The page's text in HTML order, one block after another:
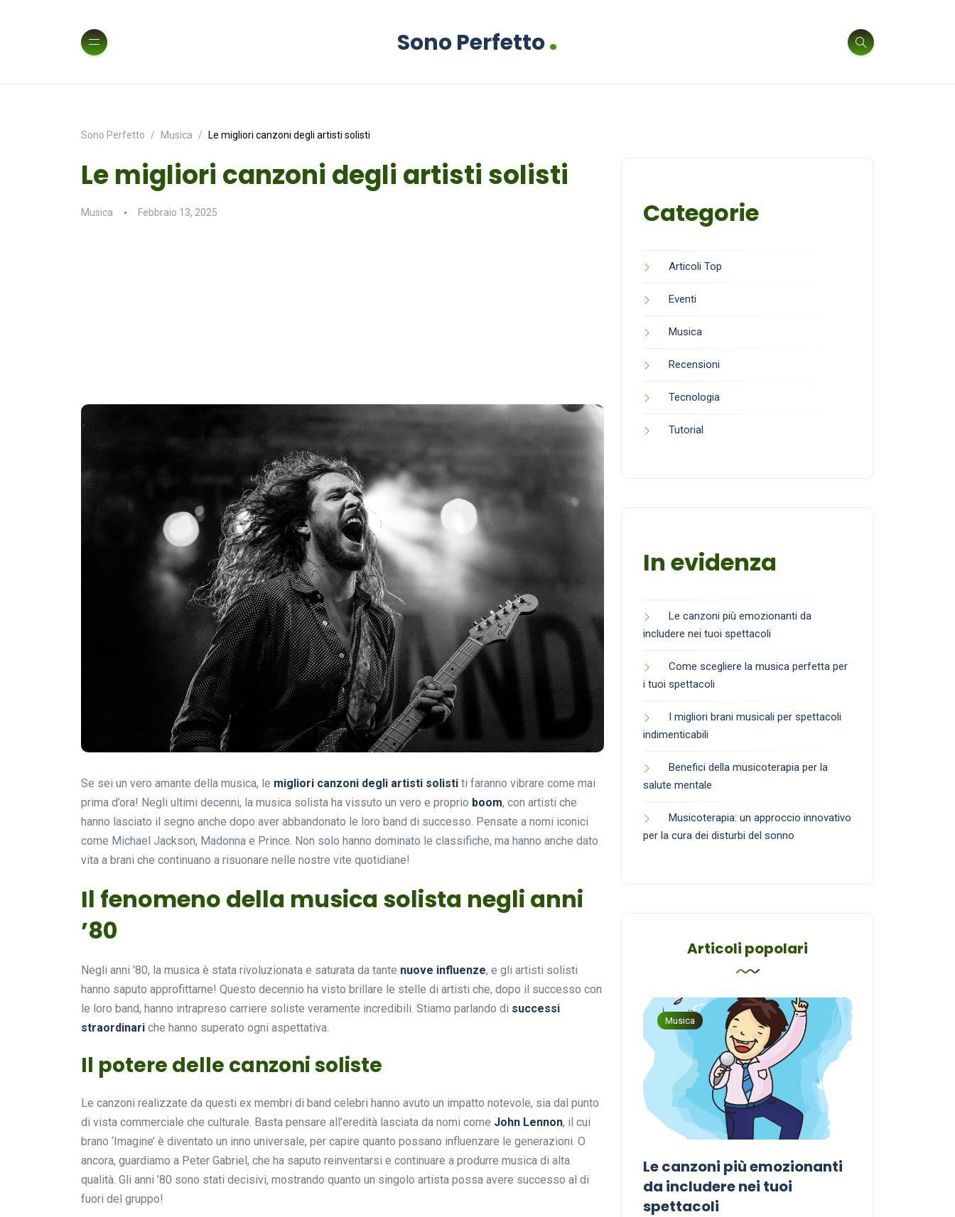
Sono Perfetto.
Sono Perfetto Musica Le migliori canzoni degli artisti solisti
Le migliori canzoni degli artisti solisti
Musica Febbraio 13, 2025
Se sei un vero amante della musica, le migliori canzoni degli artisti solisti ti faranno vibrare come mai
prima d’ora! Negli ultimi decenni, la musica solista ha vissuto un vero e proprio boom, con artisti che
hanno lasciato il segno anche dopo aver abbandonato le loro band di successo. Pensate a nomi iconici
come Michael Jackson, Madonna e Prince. Non solo hanno dominato le classifiche, ma hanno anche dato
vita a brani che continuano a risuonare nelle nostre vite quotidiane!
Il fenomeno della musica solista negli anni
’80
Negli anni ’80, la musica è stata rivoluzionata e saturata da tante nuove influenze, e gli artisti solisti
hanno saputo approfittarne! Questo decennio ha visto brillare le stelle di artisti che, dopo il successo con
le loro band, hanno intrapreso carriere soliste veramente incredibili. Stiamo parlando di successi
straordinari che hanno superato ogni aspettativa.
Il potere delle canzoni soliste
Le canzoni realizzate da questi ex membri di band celebri hanno avuto un impatto notevole, sia dal punto
di vista commerciale che culturale. Basta pensare all’eredità lasciata da nomi come John Lennon, il cui
brano ‘Imagine’ è diventato un inno universale, per capire quanto possano influenzare le generazioni. O
ancora, guardiamo a Peter Gabriel, che ha saputo reinventarsi e continuare a produrre musica di alta
qualità. Gli anni ’80 sono stati decisivi, mostrando quanto un singolo artista possa avere successo al di
fuori del gruppo!
Categorie
Articoli Top
Eventi
Musica
Recensioni
Tecnologia
Tutorial
In evidenza
Le canzoni più emozionanti da
includere nei tuoi spettacoli
Come scegliere la musica perfetta per
i tuoi spettacoli
I migliori brani musicali per spettacoli
indimenticabili
Benefici della musicoterapia per la
salute mentale
Musicoterapia: un approccio innovativo
per la cura dei disturbi del sonno
Articoli popolari
Musicoterapia: un
approccio innovativo per la
Musica
Le canzoni più emozionanti
da includere nei tuoi
spettacoli